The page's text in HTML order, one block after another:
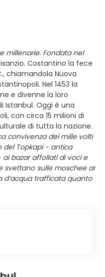
millenarie. Fondata nel
Costantino la fece
chiamandola Nuova
Nel 1453 la
e divenne la loro
Istanbul. Oggi è una
con circa 15 milioni di
di tutta la nazione.
convivenza dei mille volti
del Topkapi - antica
bazar affollati di voci e
svettano sulle moschee al
d’acqua trafficata quanto